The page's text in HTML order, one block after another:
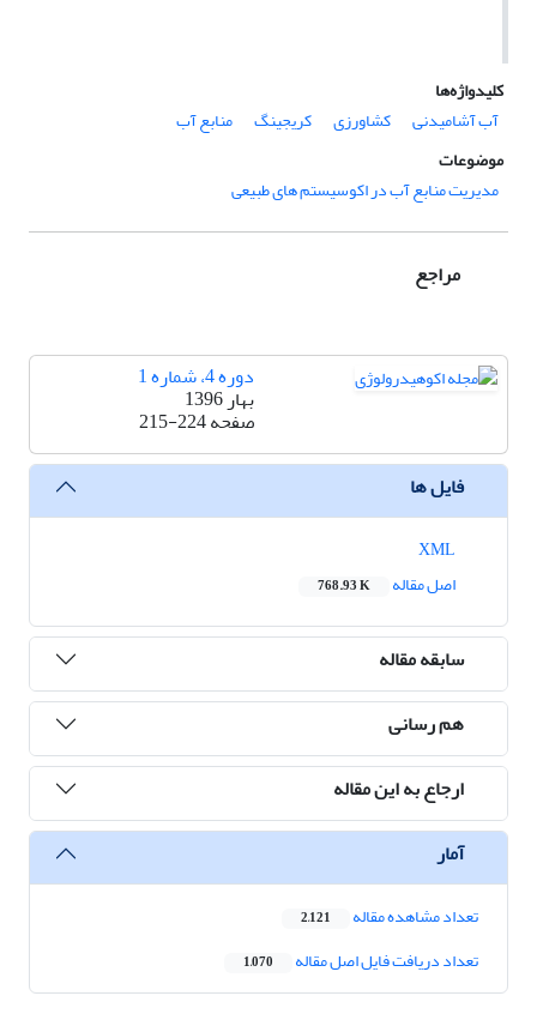
کلیدواژه‌ها
آب آشامیدنی
کشاورزی کریجینگ
منابع آب
موضوعات
مدیریت منابع آب در اکوسیستم های طبیعی
مراجع
دوره 4، شماره 1
بهار 1396
صفحه215-224
فایل ها
اصل مقاله
768.93 K
سابقه مقاله
هم رسانی
ارجاع به این مقاله
آمار
تعداد مشاهده مقاله 2,121
تعداد دریافت فایل اصل مقاله 1,070